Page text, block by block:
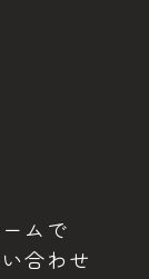
ムで
合わせ